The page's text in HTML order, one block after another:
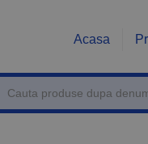
Acasa